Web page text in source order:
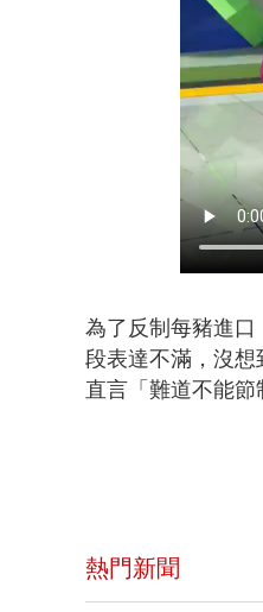
為了反制每豬進
段表達不滿，沒想
直言「難道不能節
熱門新聞